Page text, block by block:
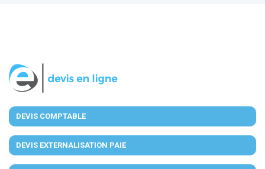
DEVIS COMPTABLE
DEVIS EXTERNALISATION PAIE